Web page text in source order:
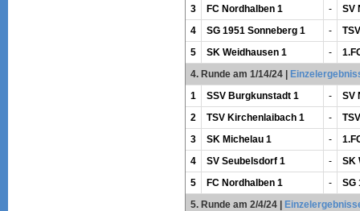
3
FC Nordhalben 1 -
SV
4
SG 1951 Sonneberg 1 -
5
SK Weidhausen 1 -
4. Runde am 1/14/24|
1
SSV Burgkunstadt 1 -
SV
2
TSV Kirchenlaibach 1 -
3
SK Michelau 1 -
4
SV Seubelsdorf 1 -
SK
5
FC Nordhalben 1 -
SG
5. Runde am 2/4/24|